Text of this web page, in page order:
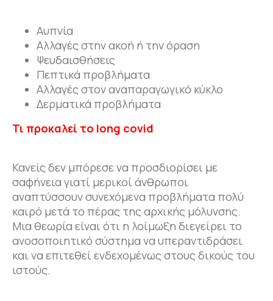
Αυπνία
Αλλαγές στην ακοή ή την όραση
Ψευδαισθήσεις
Πεπτικά προβλήματα
Αλλαγές στον αναπαραγωγικό κύκλο
Δερματικά προβλήματα
Τι προκαλεί το long covid
Κανείς δεν μπόρεσε να προσδιορίσει με
σαφήνεια γιατί μερικοί άνθρωποι
αναπτύσσουν συνεχόμενα προβλήματα πολύ
καιρό μετά το πέρας της αρχικής μόλυνσης.
Μια θεωρία είναι ότι η λοίμωξη διεγείρει το
ανοσοποιητικό σύστημα να υπεραντιδράσει
και να επιτεθεί ενδεχομένως στους δικούς του
ιστούς.